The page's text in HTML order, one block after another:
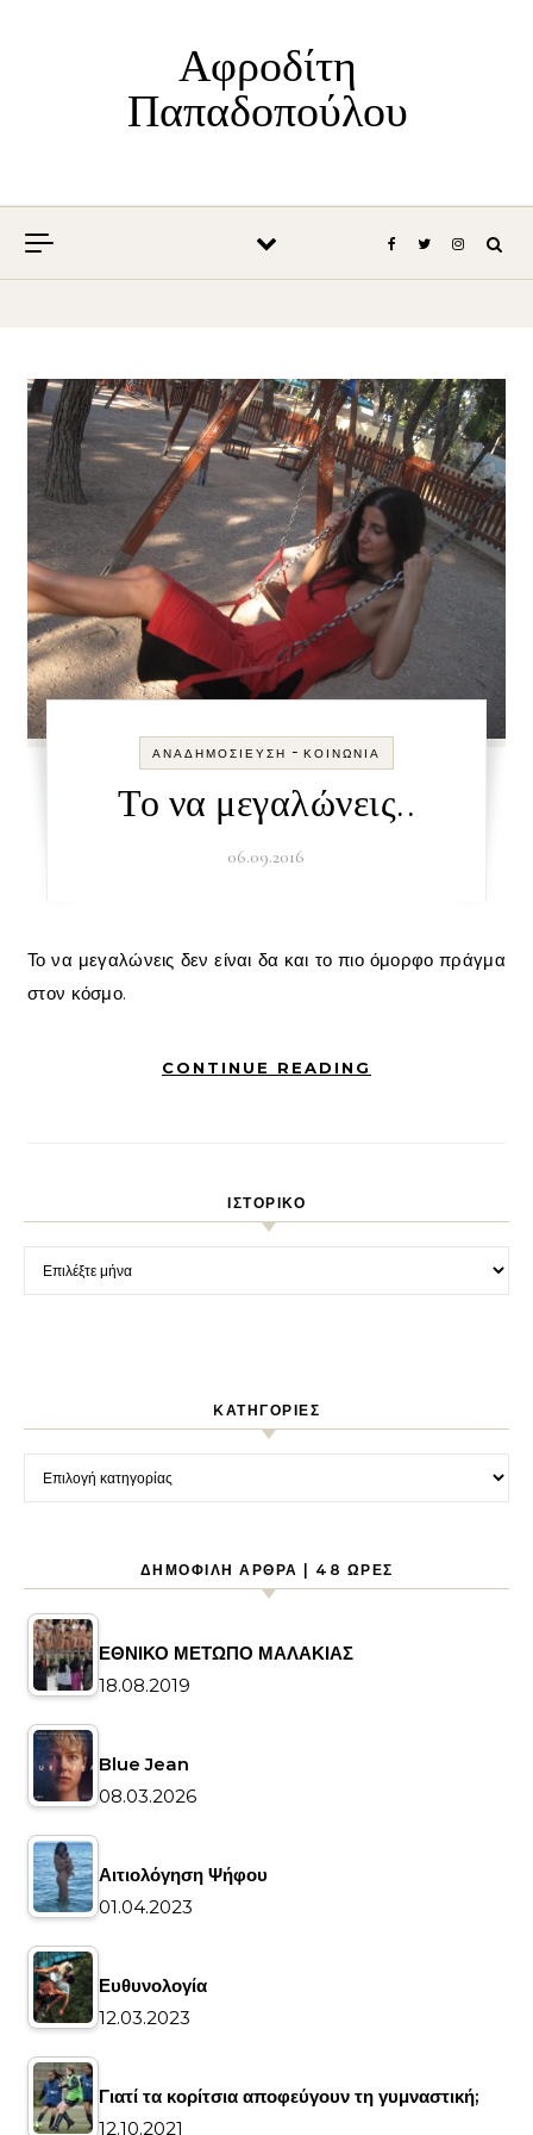
Αφροδίτη
Παπαδοπούλου
ΑΝΑΔΗΜΟΣΊΕΥΣΗ - ΚΟΙΝΩΝΊΑ
Το να μεγαλώνεις..
06.09.2016
Το να μεγαλώνεις δεν είναι δα και το πιο όμορφο πράγμα
στον κόσμο.
CONTINUE READING
ΙΣΤΟΡΙΚΌ
KΑΤΗΓΟΡΊΕΣ
ΔΗΜΟΦΙΛΉ ΆΡΘΡΑ | 48 ΏΡΕΣ
ΕΘΝΙΚΟ ΜΕΤΩΠΟ ΜΑΛΑΚΙΑΣ
18.08.2019
Blue Jean
08.03.2026
Αιτιολόγηση Ψήφου
01.04.2023
Ευθυνολογία
12.03.2023
Γιατί τα κορίτσια αποφεύγουν τη γυμναστική;
12.10.2021